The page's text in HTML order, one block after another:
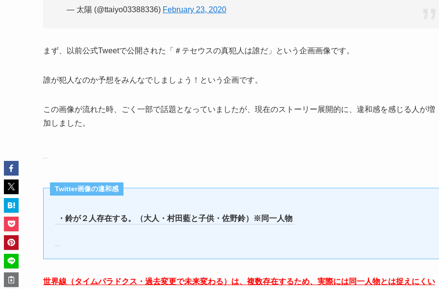
— 太陽 (@ttaiyo03388336) February 23, 2020
まず、以前公式Tweetで公開された「＃テセウスの真犯人は誰だ」という企画画像です。
誰が犯人なのか予想をみんなでしましょう！という企画です。
この画像が流れた時、ごく一部で話題となっていましたが、現在のストーリー展開的に、違和感を感じる人が増
加しました。
Twitter画像の違和感
・鈴が２人存在する。（大人・村田藍と子供・佐野鈴）※同一人物
世界線（タイムパラドクス・過去変更で未来変わる）は、複数存在するため、実際には同一人物とは捉えにくい